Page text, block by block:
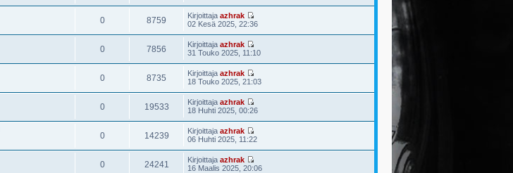
0 8759 Kirjoittaja azhrak
02 Kesä 2025, 22:36
0 7856 Kirjoittaja azhrak
31 Touko 2025, 11:10
0 8735 Kirjoittaja azhrak
18 Touko 2025, 21:03
0 19533 Kirjoittaja azhrak
18 Huhti 2025, 00:26
0 14239 Kirjoittaja azhrak
06 Huhti 2025, 11:22
0 24241 Kirjoittaja azhrak
16 Maalis 2025, 20:06